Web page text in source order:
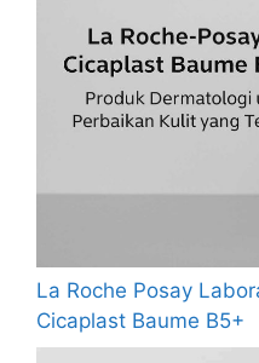
La Roche Posay
Cicaplast Baume B5+